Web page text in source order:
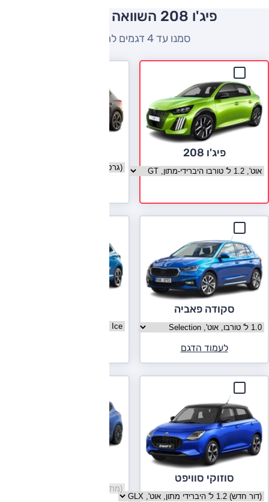
פיג'ו 208 השוואה למתחרים
סמנו עד 4 דגמים להשוואה
פיג'ו 208
בחר גרסה פיג'ו 208
בחר גרסה סיאט איביזה
סקודה פאביה
בחר גרסה סקודה פאביה
לעמוד הדגם
בחר גרסה MG 3
סוזוקי סוויפט
בחר גרסה סוזוקי סוויפט
בחר גרסה רנו קליאו